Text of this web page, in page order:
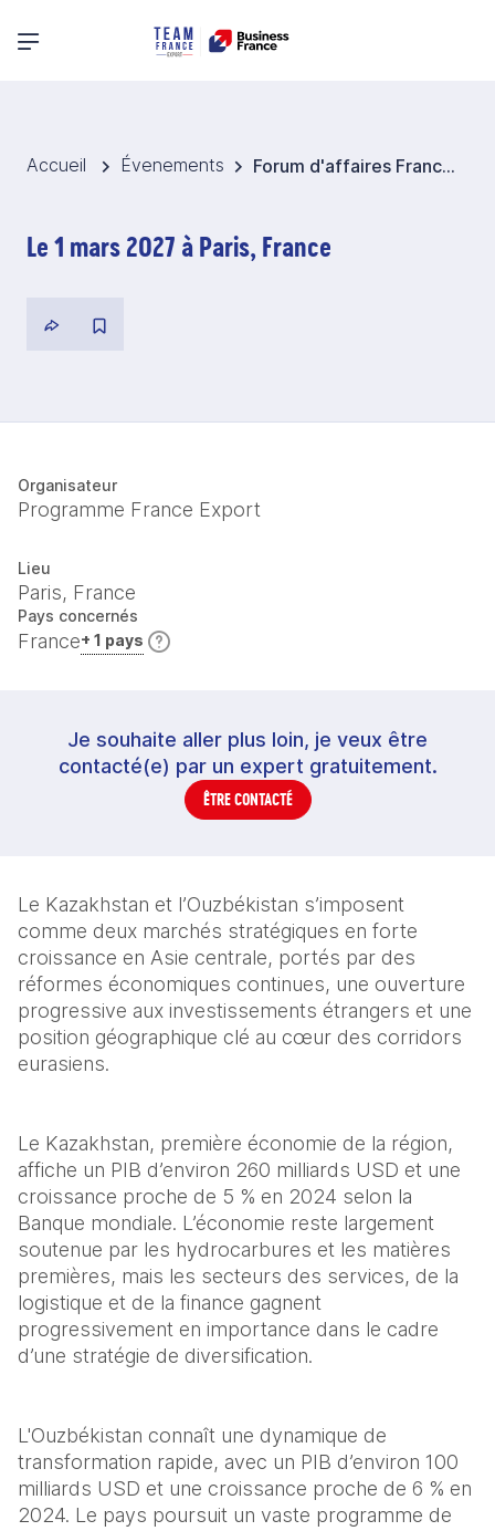
Menu principal
Accueil Évenements Forum d'affaires France-Kazakhstan-Ouzbékistan 2027
Le 1 mars 2027 à Paris, France
Organisateur
Programme France Export
Lieu
Paris, France
Pays concernés
France+ 1 pays
Je souhaite aller plus loin, je veux être
contacté(e) par un expert gratuitement.
ÊTRE CONTACTÉ
Le Kazakhstan et l’Ouzbékistan s’imposent
comme deux marchés stratégiques en forte
croissance en Asie centrale, portés par des
réformes économiques continues, une ouverture
progressive aux investissements étrangers et une
position géographique clé au cœur des corridors
eurasiens.
Le Kazakhstan, première économie de la région,
affiche un PIB d’environ 260 milliards USD et une
croissance proche de 5 % en 2024 selon la
Banque mondiale. L’économie reste largement
soutenue par les hydrocarbures et les matières
premières, mais les secteurs des services, de la
logistique et de la finance gagnent
progressivement en importance dans le cadre
d’une stratégie de diversification.
L'Ouzbékistan connaît une dynamique de
transformation rapide, avec un PIB d’environ 100
milliards USD et une croissance proche de 6 % en
2024. Le pays poursuit un vaste programme de